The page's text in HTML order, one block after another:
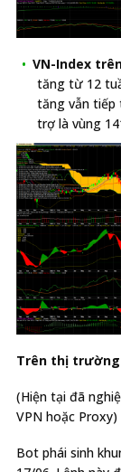
VN-Index
tăng từ 12
tăng vẫn tiếp
trợ là vùng
Trên thị trường
(Hiện tại đã
VPN hoặc Proxy)
Bot phái sinh